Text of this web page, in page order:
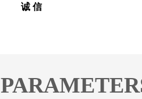
诚 信